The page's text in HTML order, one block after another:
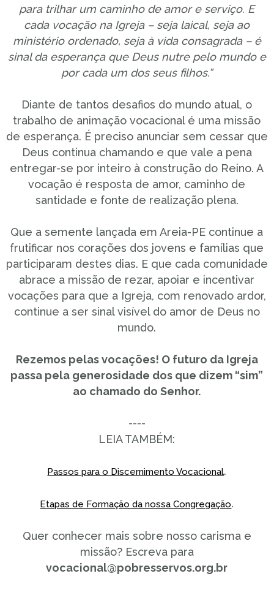
para trilhar um caminho de amor e serviço. E
cada vocação na Igreja – seja laical, seja ao
ministério ordenado, seja à vida consagrada – é
sinal da esperança que Deus nutre pelo mundo e
por cada um dos seus filhos.”
Diante de tantos desafios do mundo atual, o
trabalho de animação vocacional é uma missão
de esperança. É preciso anunciar sem cessar que
Deus continua chamando e que vale a pena
entregar-se por inteiro à construção do Reino. A
vocação é resposta de amor, caminho de
santidade e fonte de realização plena.
Que a semente lançada em Areia-PE continue a
frutificar nos corações dos jovens e famílias que
participaram destes dias. E que cada comunidade
abrace a missão de rezar, apoiar e incentivar
vocações para que a Igreja, com renovado ardor,
continue a ser sinal visível do amor de Deus no
mundo.
Rezemos pelas vocações! O futuro da Igreja
passa pela generosidade dos que dizem “sim”
ao chamado do Senhor.
----
LEIA TAMBÉM:
Passos para o Discernimento Vocacional.
Etapas de Formação da nossa Congregação.
Quer conhecer mais sobre nosso carisma e
missão? Escreva para
vocacional@pobresservos.org.br